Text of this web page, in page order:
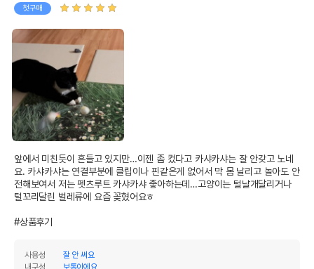
첫구매
앞에서 미친듯이 흔들고 있지만…이젠 좀 컸다고 카샤카샤는 잘 안갖고 노네
요. 카샤카샤는 연결부분에 클립이나 핀같은게 없어서 막 몸 날리고 놀아도 안
전해보여서 저는 펫츠루트 카샤카샤 좋아하는데…고양이는 털날개달리거나
털꼬리달린 벌레류에 요즘 꽂혔어요ㅎ
#상품후기
사용성
잘 안 써요